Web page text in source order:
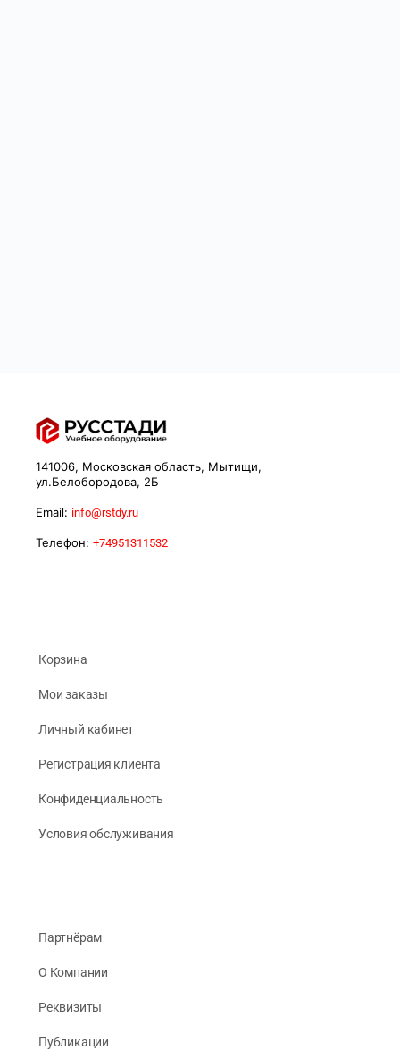
141006, Московская область, Мытищи,
ул.Белобородова, 2Б
Email: info@rstdy.ru
Телефон: +74951311532
Корзина
Мои заказы
Личный кабинет
Регистрация клиента
Конфиденциальность
Условия обслуживания
Партнёрам
О Компании
Реквизиты
Публикации